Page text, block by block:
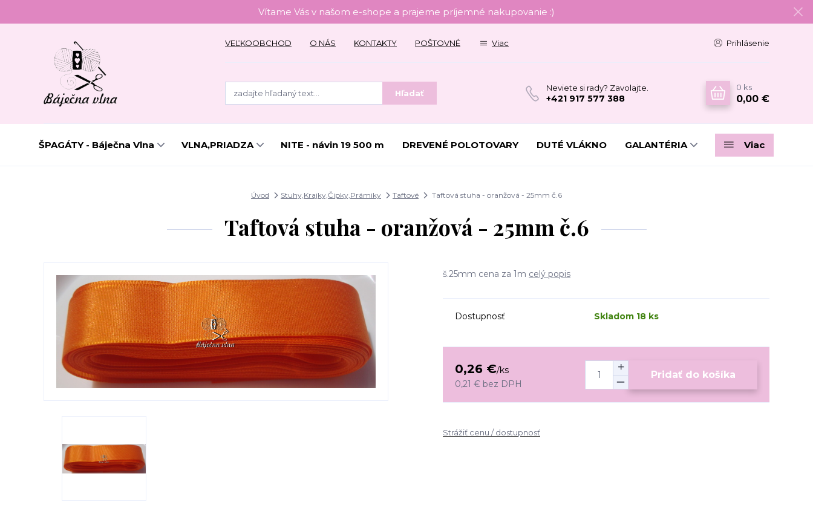
Vítame Vás v našom e-shope a prajeme príjemné nakupovanie :)
VEĽKOOBCHOD O NÁS KONTAKTY POŠTOVNÉ Viac Prihlásenie
Hľadať
Neviete si rady? Zavolajte.
+421 917 577 388
0 ks
0,00 €
ŠPAGÁTY - Báječna Vlna VLNA,PRIADZA NITE - návin 19 500 m DREVENÉ POLOTOVARY DUTÉ VLÁKNO GALANTÉRIA Viac
Úvod Stuhy,Krajky,Čipky,Prámiky Taftové Taftová stuha - oranžová - 25mm č.6
Taftová stuha - oranžová - 25mm č.6
š.25mm cena za 1m celý popis
Dostupnosť Skladom 18 ks
0,26 €/ks
0,21 € bez DPH
Pridať do košíka
Strážiť cenu / dostupnosť